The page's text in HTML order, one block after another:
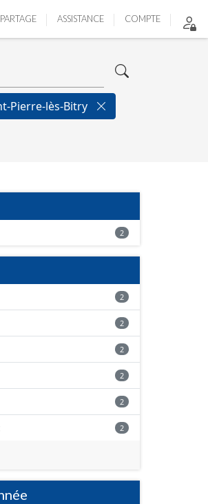
PARTAGE ASSISTANCE COMPTE
Pierre-lès-Bitry
2
2
2
2
2
2
2